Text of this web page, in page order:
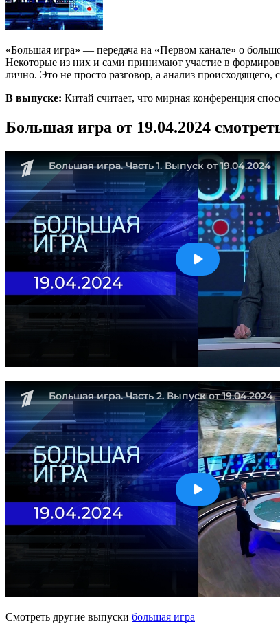
«Большая игра» — передача на «Первом канале» о
Некоторые из них и сами принимают участие в
лично. Это не просто разговор, а анализ
В выпуске: Китай считает, что мирная конференция
Большая игра от 19.04.2024
Смотреть другие выпуски большая игра